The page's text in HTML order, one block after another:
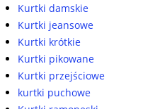
Kurtki damskie
Kurtki jeansowe
Kurtki krótkie
Kurtki pikowane
Kurtki przejściowe
kurtki puchowe